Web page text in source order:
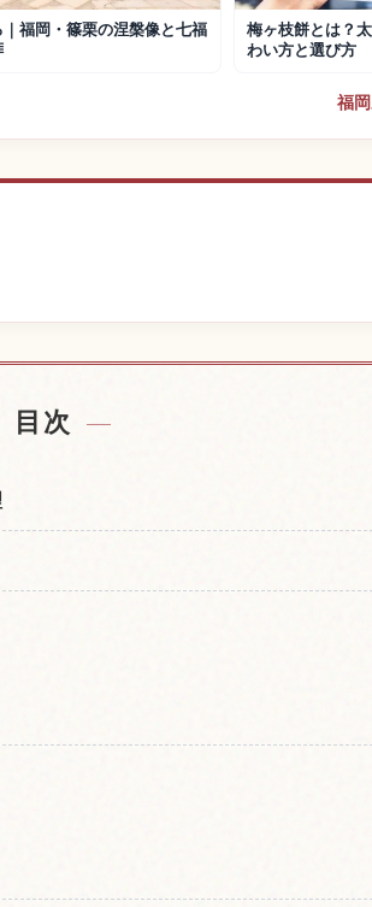
福岡・篠栗の涅槃像と七福
梅ヶ枝餅とは？
わい方と選び方
福
目次